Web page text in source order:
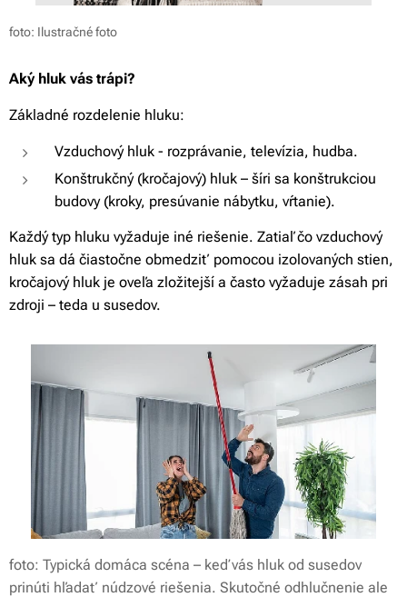
foto: Ilustračné foto
Aký hluk vás trápi?
Základné rozdelenie hluku:
Vzduchový hluk - rozprávanie, televízia, hudba.
Konštrukčný (kročajový) hluk – šíri sa konštrukciou
budovy (kroky, presúvanie nábytku, vŕtanie).
Každý typ hluku vyžaduje iné riešenie. Zatiaľ čo vzduchový
hluk sa dá čiastočne obmedziť pomocou izolovaných stien,
kročajový hluk je oveľa zložitejší a často vyžaduje zásah pri
zdroji – teda u susedov.
foto: Typická domáca scéna – keď vás hluk od susedov
prinúti hľadať núdzové riešenia. Skutočné odhlučnenie ale